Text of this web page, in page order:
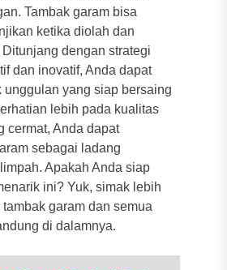
Tambak garam bisa
ketika diolah dan
dengan strategi
dan inovatif, Anda dapat
unggulan yang siap bersaing
lebih pada kualitas
cermat, Anda dapat
sebagai ladang
Apakah Anda siap
ini? Yuk, simak lebih
garam dan semua
di dalamnya.